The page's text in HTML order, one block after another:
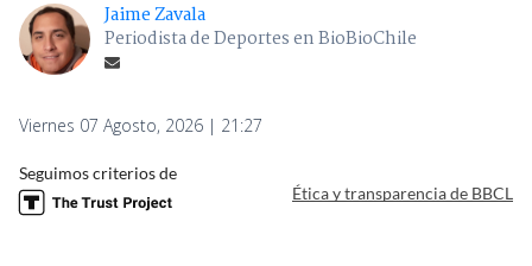
Jaime Zavala
Periodista de Deportes en BioBioChile
Viernes 07 Agosto, 2026 | 21:27
Seguimos criterios de
Ética y transparencia de BBCL